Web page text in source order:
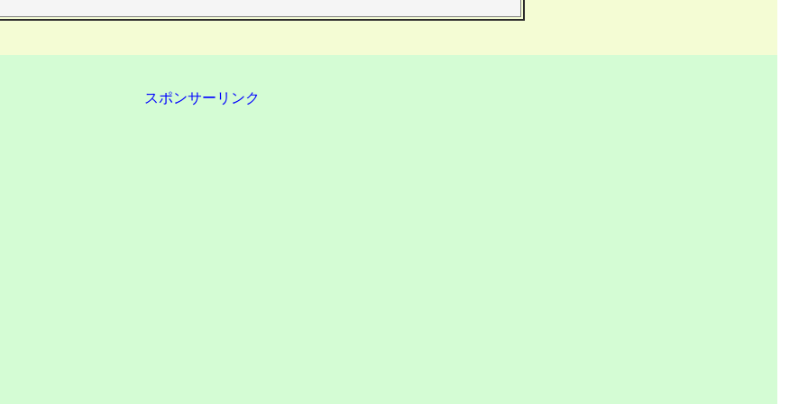
スポンサーリンク